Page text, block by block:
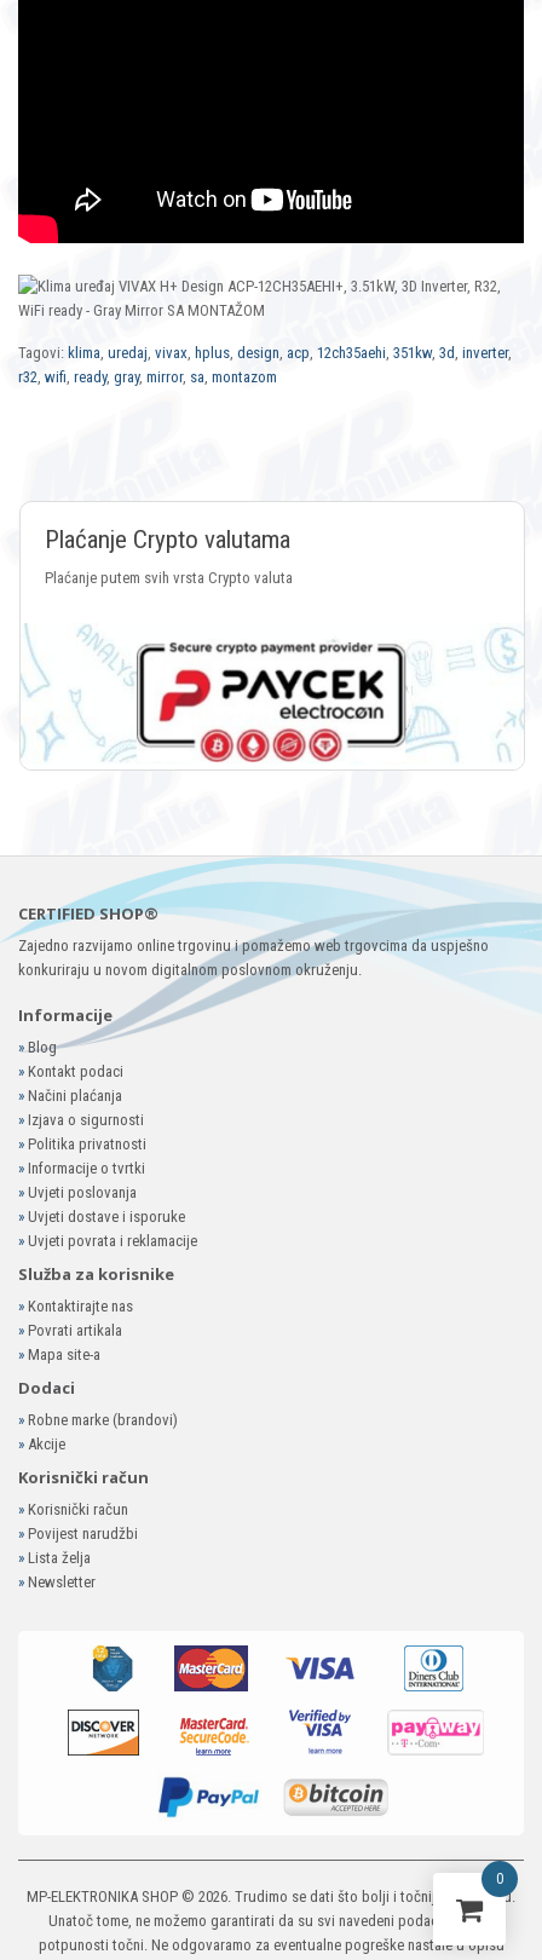
Tagovi: klima uredaj vivax hplus design acp 12ch35aehi 351kw, 3d inverter,
r32 wifi ready, gray, mirror, sa montazom
Plaćanje Crypto valutama
Plaćanje putem svih vrsta Crypto valuta
CERTIFIED SHOP®
Zajedno razvijamo online trgovinu i pomažemo web trgovcima da uspješno
konkuriraju u novom digitalnom poslovnom okruženju.
Informacije
»Blog
» Kontakt podaci
» Načini plaćanja
» Izjava o sigurnosti
» Politika privatnosti
» Informacije o tvrtki
» Uvjeti poslovanja
» Uvjeti dostave i isporuke
» Uvjeti povrata i reklamacije
Služba za korisnike
» Kontaktirajte nas
» Povrati artikala
» Mapa site-a
Dodaci
» Robne marke (brandovi)
» Akcije
Korisnički račun
» Korisnički račun
» Povijest narudžbi
» Lista želja
» Newsletter
MP-ELEKTRONIKA SHOP © 2026. Trudimo se dati što bolji i točniji opis i sliku.
Unatoč tome, ne možemo garantirati da su svi navedeni podaci i slike u
potpunosti točni. Ne odgovaramo za eventualne pogreške nastale u opisu
0